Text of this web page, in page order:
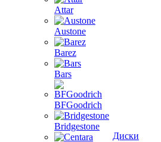
Attar
Austone
Barez
Bars
BFGoodrich
Bridgestone
Диски